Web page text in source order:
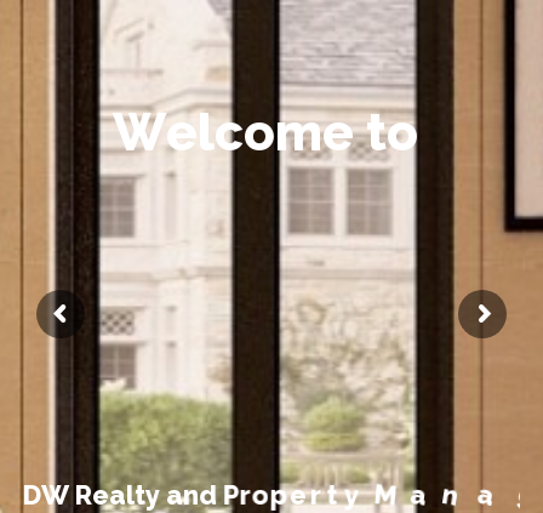
Welcome to
DW Realtyand PropertyManag em e t